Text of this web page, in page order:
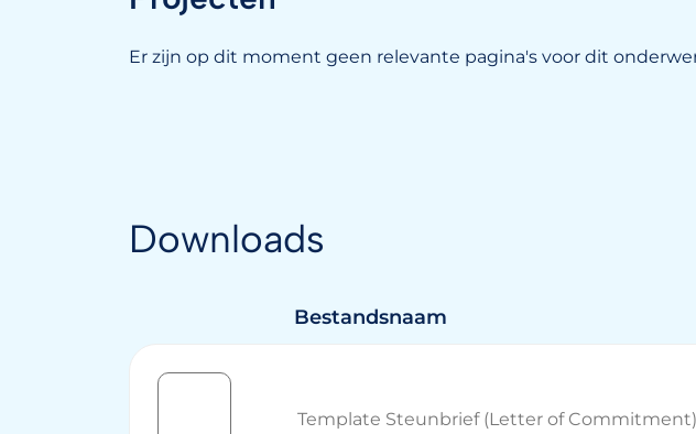
Er zijn op dit moment geen relevante pagina's voor dit
Downloads
Bestandsnaam
Template Steunbrief (Letter of